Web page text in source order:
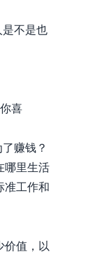
不是也
喜
赚钱？
哪里生活
准工作和
价值，以